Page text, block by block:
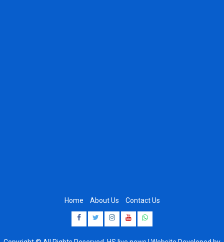
Home About Us Contact Us
Facebook
Twitter
Instagram
Youtube
Whatsapp